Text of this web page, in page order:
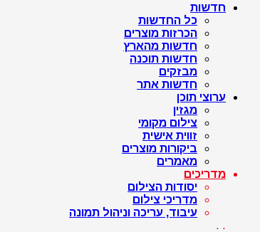
חדשות
כל החדשות
הכרזות מוצרים
חדשות מהארץ
חדשות תוכנה
מבזקים
חדשות אתר
ערוצי תוכן
מגזין
צילום מקומי
זווית אישית
ביקורות מוצרים
מאמרים
מדריכים
יסודות הצילום
מדריכי צילום
עיבוד, עריכה וניהול תמונה
. .